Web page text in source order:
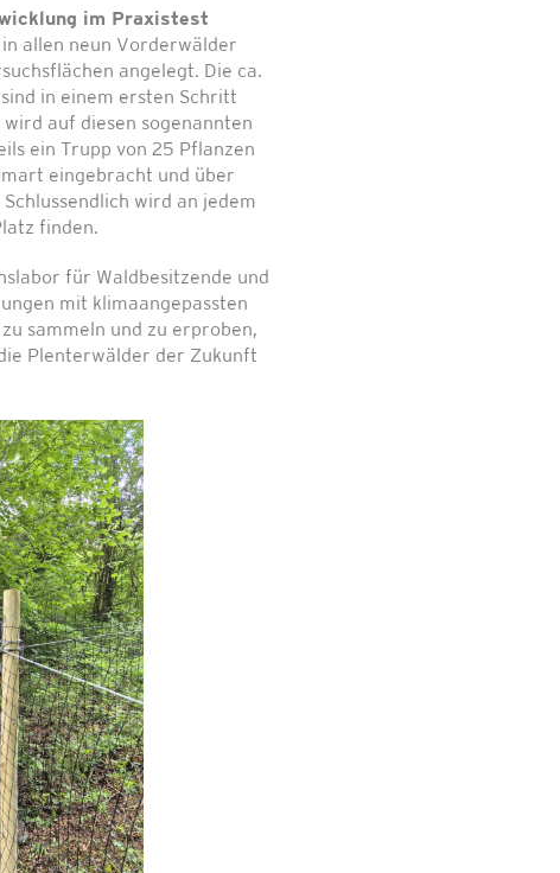
im Praxistest
allen neun Vorderwälder
angelegt. Die ca.
in einem ersten Schritt
auf diesen sogenannten
ein Trupp von 25 Pflanzen
eingebracht und über
wird an jedem
finden.
für Waldbesitzende und
mit klimaangepassten
sammeln und zu erproben,
Plenterwälder der Zukunft